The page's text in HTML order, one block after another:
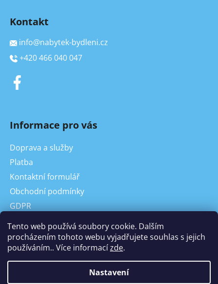
Tento web používá soubory cookie. Dalším
procházením tohoto webu vyjadřujete souhlas s jejich
používáním.. Více informacízde.
Nastavení
Kontakt
info@nabytek-bydleni.cz
+420 466 040 047
Informace pro vás
Doprava a služby
Platba
Kontaktní formulář
Obchodní podmínky
GDPR
On-line odstoupení od kupní smlouvy, reklamace
Odstoupení od Kupní smlouvy
Reklamace